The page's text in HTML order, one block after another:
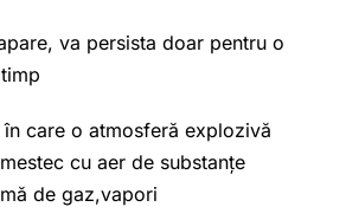
va persista doar pentru o
care o atmosferă explozivă
cu aer de substanțe
de gaz,vapori